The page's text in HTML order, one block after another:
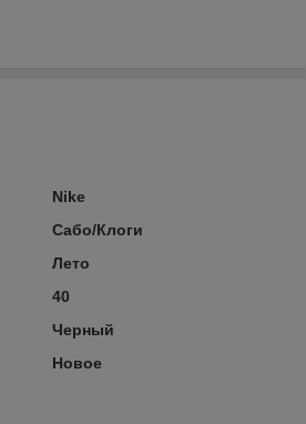
Nike
Сабо/Клоги
Лето
40
Черный
Новое